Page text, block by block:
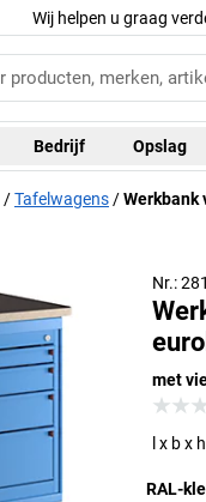
Wij helpen u graag
Bedrijf Opslag
Tafelwagens Werkbank
Nr.:
met
l x b x
RAL-